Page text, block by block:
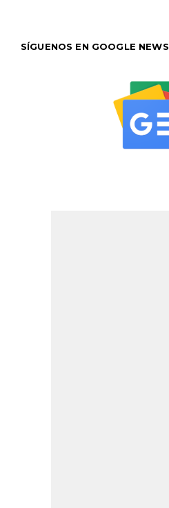
SÍGUENOS EN GOOGLE NEWS